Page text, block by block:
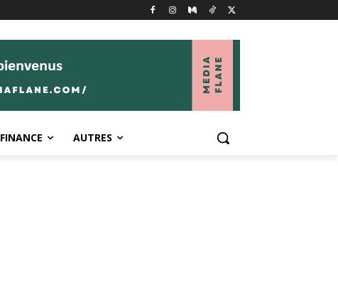
FINANCE AUTRES